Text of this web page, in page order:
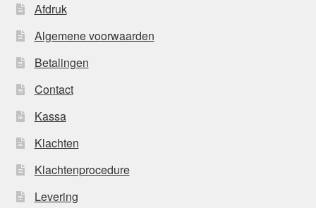
Afdruk
Algemene voorwaarden
Betalingen
Contact
Kassa
Klachten
Klachtenprocedure
Levering